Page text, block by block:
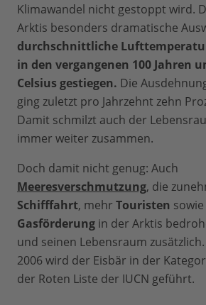
Klimawandel nicht gestoppt wird.
Arktis besonders dramatische
durchschnittliche
in den vergangenen 100 Jahren
Celsius gestiegen. Die
ging zuletzt pro Jahrzehnt zehn
Damit schmilzt auch der
immer weiter zusammen.
Doch damit nicht genug: Auch
Meeresverschmutzung, die
Schifffahrt, mehr Touristen sowie
Gasförderung in der Arktis
und seinen Lebensraum
2006 wird der Eisbär in der
der Roten Liste der IUCN geführt.